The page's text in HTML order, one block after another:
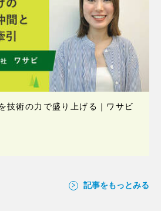
技術の力で盛り上げる｜ワサビ
記事をもっとみる